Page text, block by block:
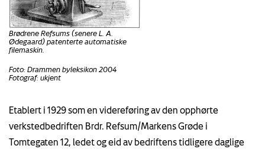
Brødrene Refsums (senere L. A.
Ødegaard) patenterte automatiske
filemaskin.
Foto: Drammen byleksikon 2004
Fotograf: ukjent
Etablert i 1929 som en videreføring av den opphørte
verkstedbedriften Brdr. Refsum/Markens Grøde i
Tomtegaten 12, ledet og eid av bedriftens tidligere daglige